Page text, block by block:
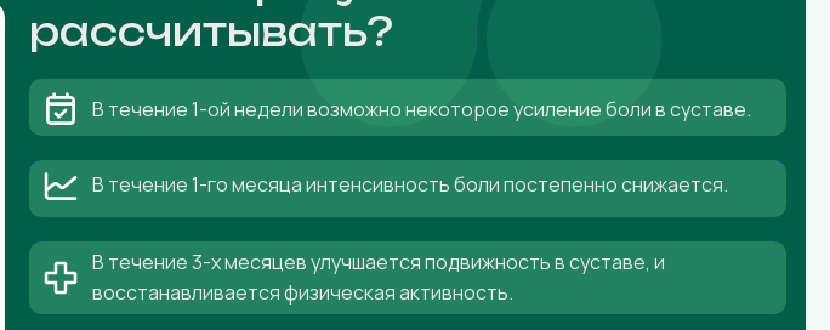
рассчитывать?
В течение 1-ой недели возможно некоторое усиление боли в суставе.
В течение 1-го месяца интенсивность боли постепенно снижается.
В течение 3-х месяцев улучшается подвижность в суставе, и
восстанавливается физическая активность.